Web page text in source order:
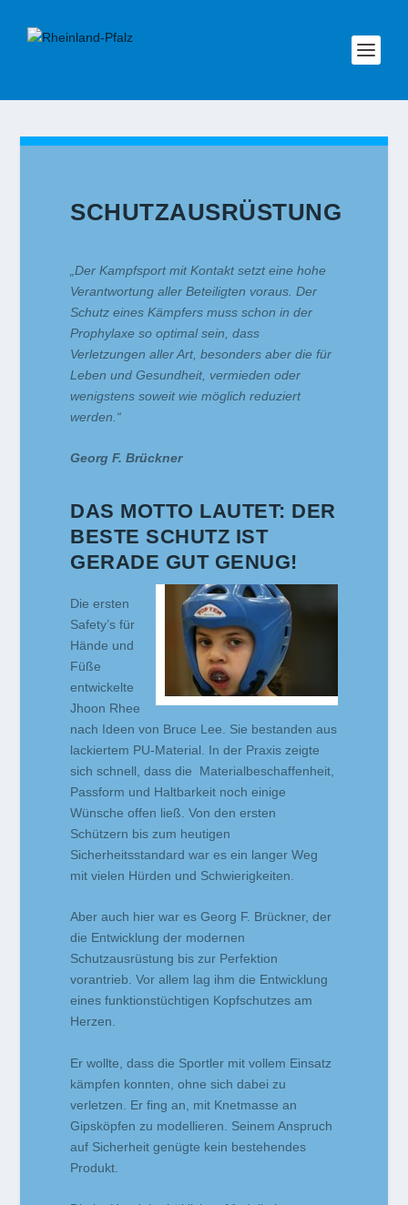
SCHUTZAUSRÜSTUNG
„Der Kampfsport mit Kontakt setzt eine hohe
Verantwortung aller Beteiligten voraus. Der
Schutz eines Kämpfers muss schon in der
Prophylaxe so optimal sein, dass
Verletzungen aller Art, besonders aber die für
Leben und Gesundheit, vermieden oder
wenigstens soweit wie möglich reduziert
werden.“
Georg F. Brückner
DAS MOTTO LAUTET: DER
BESTE SCHUTZ IST
GERADE GUT GENUG!
Die ersten
Safety’s für
Hände und
Füße
entwickelte
Jhoon Rhee
nach Ideen von Bruce Lee. Sie bestanden aus
lackiertem PU-Material. In der Praxis zeigte
sich schnell, dass die Materialbeschaffenheit,
Passform und Haltbarkeit noch einige
Wünsche offen ließ. Von den ersten
Schützern bis zum heutigen
Sicherheitsstandard war es ein langer Weg
mit vielen Hürden und Schwierigkeiten.
Aber auch hier war es Georg F. Brückner, der
die Entwicklung der modernen
Schutzausrüstung bis zur Perfektion
vorantrieb. Vor allem lag ihm die Entwicklung
eines funktionstüchtigen Kopfschutzes am
Herzen.
Er wollte, dass die Sportler mit vollem Einsatz
kämpfen konnten, ohne sich dabei zu
verletzen. Er fing an, mit Knetmasse an
Gipsköpfen zu modellieren. Seinem Anspruch
auf Sicherheit genügte kein bestehendes
Produkt.